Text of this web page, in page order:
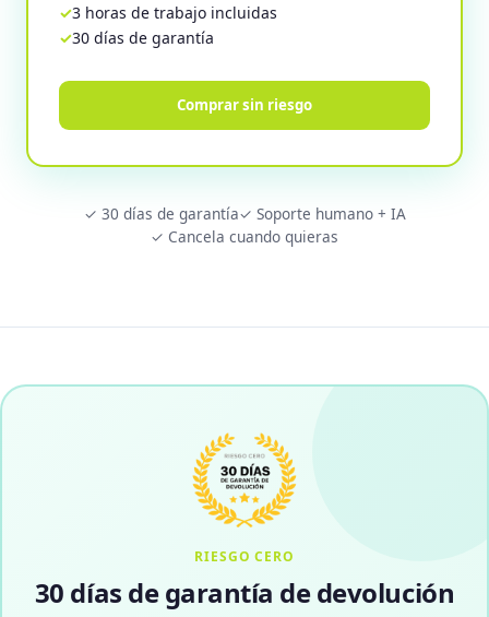
3 horas de trabajo incluidas
30 días de garantía
Comprar sin riesgo
✓ 30 días de garantía✓ Soporte humano + IA
✓ Cancela cuando quieras
RIESGO CERO
30 días de garantía de devolución